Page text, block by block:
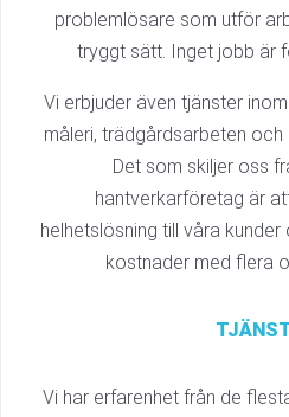
problemlösare som utför
tryggt sätt. Inget jobb är
Vi erbjuder även tjänster
måleri, trädgårdsarbeten
Det som skiljer oss
hantverkarföretag är
helhetslösning till våra
kostnader med flera
Vi har erfarenhet från de